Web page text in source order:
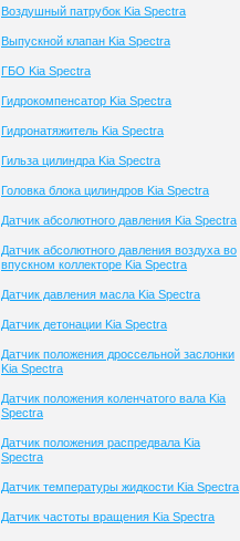
Воздушный патрубок Kia Spectra
Выпускной клапан Kia Spectra
ГБО Kia Spectra
Гидрокомпенсатор Kia Spectra
Гидронатяжитель Kia Spectra
Гильза цилиндра Kia Spectra
Головка блока цилиндров Kia Spectra
Датчик абсолютного давления Kia Spectra
Датчик абсолютного давления воздуха во
впускном коллекторе Kia Spectra
Датчик давления масла Kia Spectra
Датчик детонации Kia Spectra
Датчик положения дроссельной заслонки
Kia Spectra
Датчик положения коленчатого вала Kia
Spectra
Датчик положения распредвала Kia
Spectra
Датчик температуры жидкости Kia Spectra
Датчик частоты вращения Kia Spectra